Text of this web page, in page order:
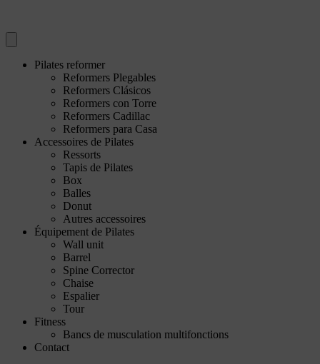
Pilates reformer
Reformers Plegables
Reformers Clásicos
Reformers con Torre
Reformers Cadillac
Reformers para Casa
Accessoires de Pilates
Ressorts
Tapis de Pilates
Box
Balles
Donut
Autres accessoires
Équipement de Pilates
Wall unit
Barrel
Spine Corrector
Chaise
Espalier
Tour
Fitness
Bancs de musculation multifonctions
Contact